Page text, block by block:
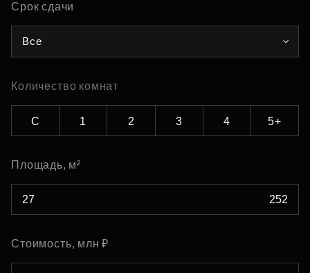
Срок сдачи
Все
Количество комнат
С 1 2 3 4 5+
Площадь, м²
Стоимость, млн ₽